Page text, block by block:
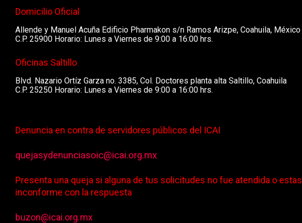
Domicilio Oficial
Allende y Manuel Acuña Edificio Pharmakon s/n Ramos Arizpe, Coahuila, México
C.P. 25900 Horario: Lunes a Viernes de 9:00 a 16:00 hrs.
Oficinas Saltillo
Blvd. Nazario Ortíz Garza no. 3385, Col. Doctores planta alta Saltillo, Coahuila
C.P. 25250 Horario: Lunes a Viernes de 9:00 a 16:00 hrs.
Denuncia en contra de servidores públicos del ICAI
quejasydenunciasoic@icai.org.mx
Presenta una queja si alguna de tus solicitudes no fue atendida o estas
inconforme con la respuesta
buzon@icai.org.mx